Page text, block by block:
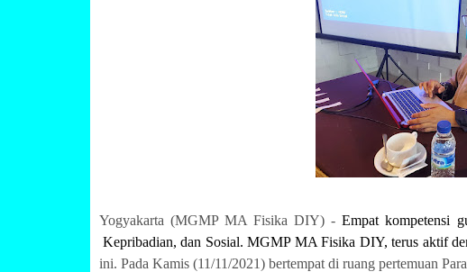
Yogyakarta (MGMP MA Fisika DIY) -Empat kompetensi
Kepribadian, dan Sosial. MGMP MA Fisika DIY, terus aktif
ini. Pada Kamis (11/11/2021) bertempat di ruang pertemuan